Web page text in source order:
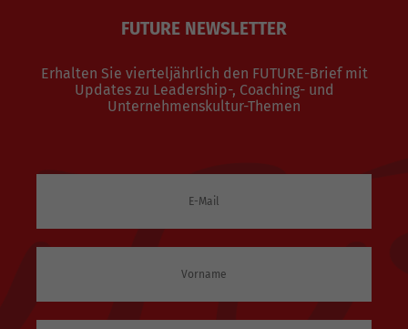
FUTURE NEWSLETTER
Erhalten Sie vierteljährlich den FUTURE-Brief mit
Updates zu Leadership-, Coaching- und
Unternehmenskultur-Themen